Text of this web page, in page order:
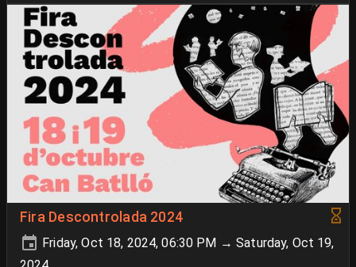
Fira Descontrolada 2024
Friday, Oct 18, 2024, 06:30 PM → Saturday, Oct 19,